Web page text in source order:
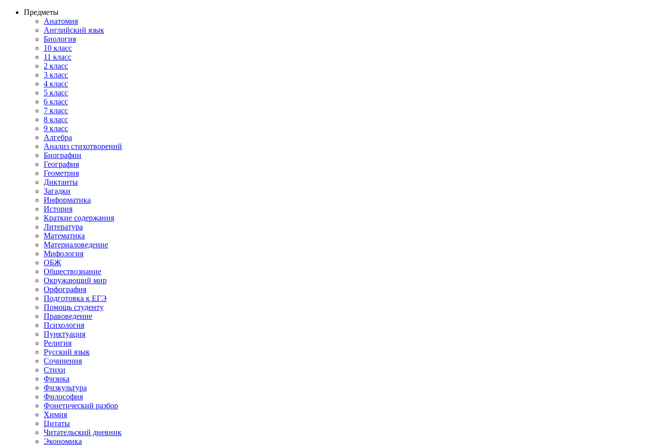
Предметы
Анатомия
Английский язык
Биология
10 класс
11 класс
2 класс
3 класс
4 класс
5 класс
6 класс
7 класс
8 класс
9 класс
Алгебра
Анализ стихотворений
Биографии
География
Геометрия
Диктанты
Загадки
Информатика
История
Краткие содержания
Литература
Математика
Материаловедение
Мифология
ОБЖ
Обществознание
Окружающий мир
Орфография
Подготовка к ЕГЭ
Помощь студенту
Правоведение
Психология
Пунктуация
Религия
Русский язык
Сочинения
Стихи
Физика
Физкультура
Философия
Фонетический разбор
Химия
Цитаты
Читательский дневник
Экономика